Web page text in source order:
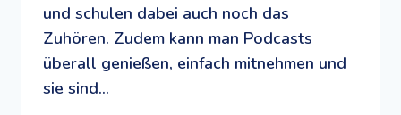
und schulen dabei auch noch das
Zuhören. Zudem kann man Podcasts
überall genießen, einfach mitnehmen und
sie sind…